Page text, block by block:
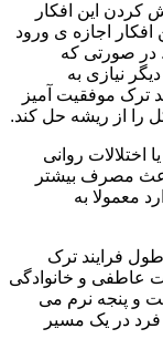
کردن این افکار
اجازه ی ورود
در صورتی که
نیازی به
ترک موفقیت آمیز
را از ریشه حل کند.
اختلالات روانی
مصرف بیشتر
معمولا به
فرایند ترک
عاطفی و خانوادگی
و پنجه نرم می
در یک مسیر